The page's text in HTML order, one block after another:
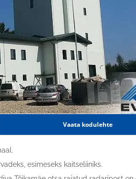
Vaata kodulehte
esimeseks kaitseliiniks.